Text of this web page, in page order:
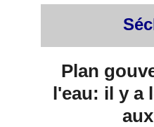
Plan
l'eau: il y a